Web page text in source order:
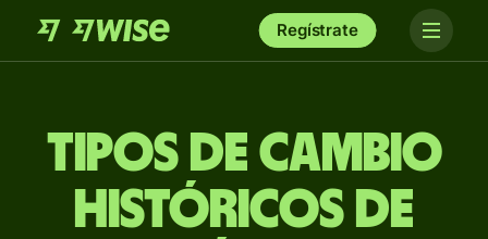
Regístrate
Tipos de Cambio
Históricos de